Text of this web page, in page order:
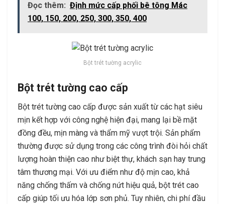
Đọc thêm: Định mức cấp phối bê tông Mác
100, 150, 200, 250, 300, 350, 400
Bột trét tường acrylic
Bột trét tường cao cấp
Bột trét tường cao cấp được sản xuất từ các hạt siêu
mịn kết hợp với công nghệ hiện đại, mang lại bề mặt
đồng đều, mịn màng và thẩm mỹ vượt trội. Sản phẩm
thường được sử dụng trong các công trình đòi hỏi chất
lượng hoàn thiện cao như biệt thự, khách sạn hay trung
tâm thương mại. Với ưu điểm như độ mịn cao, khả
năng chống thấm và chống nứt hiệu quả, bột trét cao
cấp giúp tối ưu hóa lớp sơn phủ. Tuy nhiên, chi phí đầu